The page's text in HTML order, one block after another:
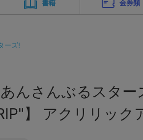
書籍 金券類
ーズ!
あんさんぶるスタ
】 アクリリック